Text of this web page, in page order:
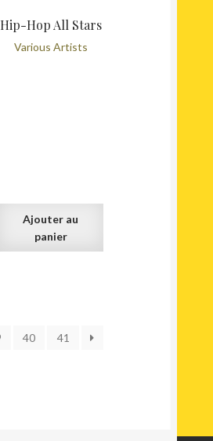
Hip-Hop All Stars
Various Artists
Ajouter au
panier
40 41